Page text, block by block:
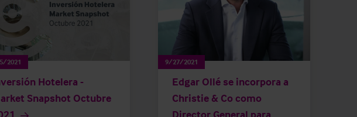
2021
Hotelera -
Snapshot Octubre
9/27/2021
Edgar Ollé se incorpora a
Christie & Co como